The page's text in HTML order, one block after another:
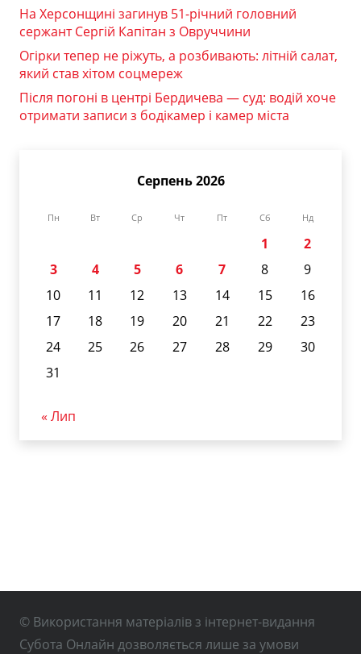
На Херсонщині загинув 51-річний головний
сержант Сергій Капітан з Овруччини
Огірки тепер не ріжуть, а розбивають: літній салат,
який став хітом соцмереж
Після погоні в центрі Бердичева — суд: водій хоче
отримати записи з бодікамер і камер міста
Серпень 2026
Пн Вт Ср Чт Пт Сб Нд
1
2
3
4 5 6 7 8
9
10
11 12 13 14 15
16
17
18 19 20 21 22
23
24
25 26 27 28 29
30
31
« Лип
© Використання матеріалів з інтернет-видання
Субота Онлайн дозволяється лише за умови